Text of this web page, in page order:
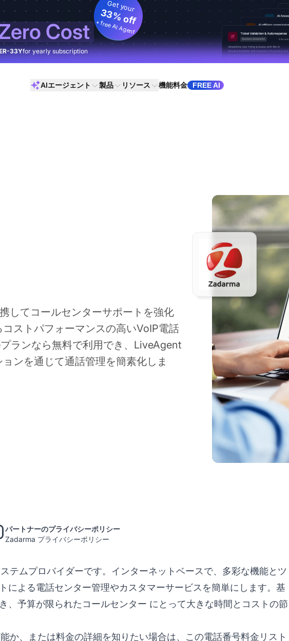
Cost
Get your
33% off
+ free AI Agent
33Yfor yearly subscription
AIエージェント 製品 リソース 機能料金 FREE AI
してコールセンターサポートを強化
ストパフォーマンスの高いVoIP電話
ランなら無料で利用でき、LiveAgent
ンを通じて通話管理を簡素化しま
パートナーのプライバシーポリシー
Zadarma プライバシーポリシー
テムプロバイダーです。インターネットベースで、多彩な機能とツ
による電話センター管理やカスタマーサービスを簡単にします。基
、予算が限られたコールセンター にとって大きな時間とコストの節
か、または料金の詳細を知りたい場合は、 この電話番号料金リスト